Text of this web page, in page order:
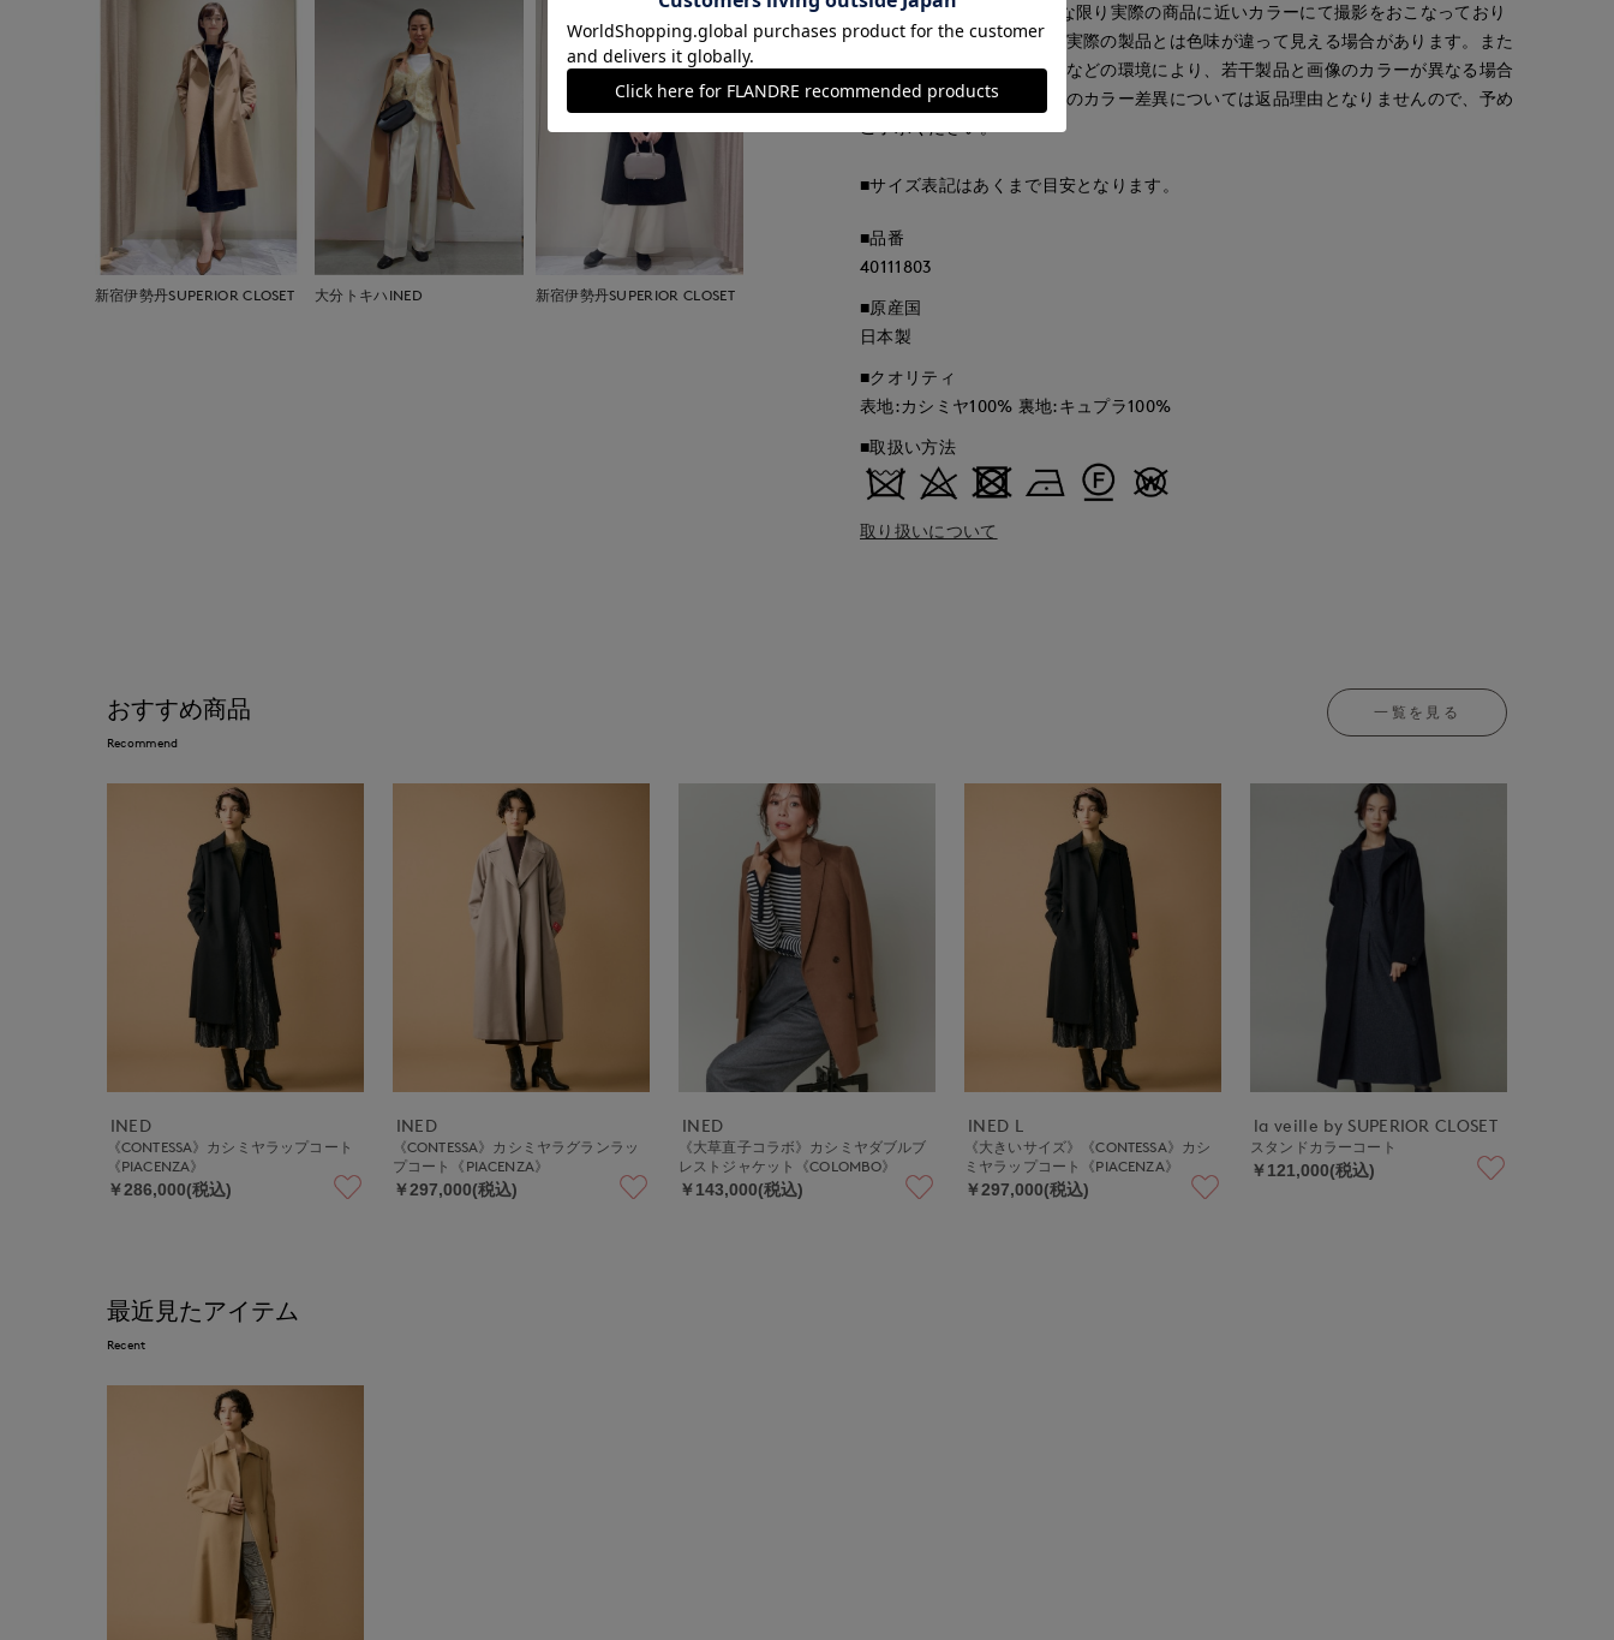
新宿伊勢丹SUPERIOR CLOSET 大分トキハINED 新宿伊勢丹SUPERIOR CLOSET
■カラーについては、可能な限り実際の商品に近いカラーにて撮影をおこなっており
ますが、照明の関係により実際の製品とは色味が違って見える場合があります。また
パソコン・スマートフォンなどの環境により、若干製品と画像のカラーが異なる場合
もございます。現物と画像のカラー差異については返品理由となりませんので、予め
■サイズ表記はあくまで目安となります。
■品番
40111803
■原産国
日本製
■クオリティ
表地:カシミヤ100% 裏地:キュプラ100%
■取扱い方法
取り扱いについて
おすすめ商品
Recommend
一覧を見る
INED
《CONTESSA》カシミヤラップコート
《PIACENZA》
￥286,000(税込)
INED
《CONTESSA》カシミヤラグランラッ
プコート《PIACENZA》
￥297,000(税込)
INED
《大草直子コラボ》カシミヤダブルブ
レストジャケット《COLOMBO》
￥143,000(税込)
INED L
《大きいサイズ》《CONTESSA》カシ
ミヤラップコート《PIACENZA》
￥297,000(税込)
la veille by SUPERIOR CLOSET
スタンドカラーコート
￥121,000(税込)
最近見たアイテム
Recent